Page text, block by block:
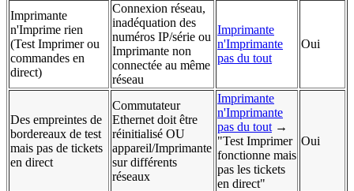
Imprimante
n'Imprime rien
(Test Imprimer ou
commandes en
direct)
Connexion réseau,
inadéquation des
numéros IP/série ou
Imprimante non
connectée au même
réseau
Imprimante
n'Imprimante
pas du tout
Oui
Des empreintes de
bordereaux de test
mais pas de tickets
en direct
Commutateur
Ethernet doit être
réinitialisé OU
appareil/Imprimante
sur différents
réseaux
Imprimante
n'Imprimante
pas du tout →
"Test Imprimer
fonctionne mais
pas les tickets
en direct"
Oui